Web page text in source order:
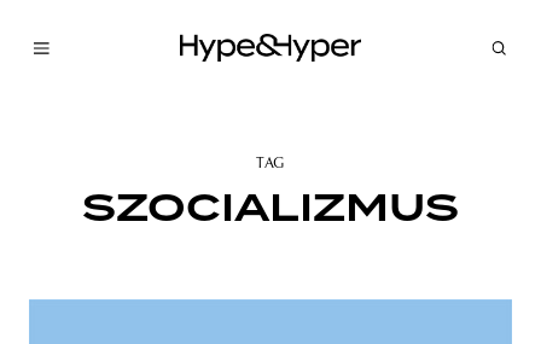
TAG
SZOCIALIZMUS